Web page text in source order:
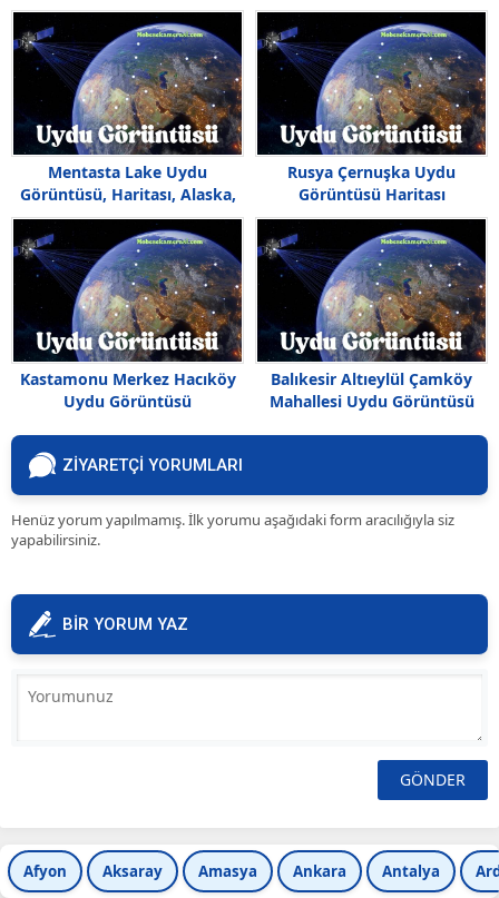
Mentasta Lake Uydu
Görüntüsü, Haritası, Alaska,
Amerika
Rusya Çernuşka Uydu
Görüntüsü Haritası
Kastamonu Merkez Hacıköy
Uydu Görüntüsü
Balıkesir Altıeylül Çamköy
Mahallesi Uydu Görüntüsü
ZİYARETÇİ YORUMLARI
Henüz yorum yapılmamış. İlk yorumu aşağıdaki form aracılığıyla siz
yapabilirsiniz.
BİR YORUM YAZ
Afyon Aksaray Amasya Ankara Antalya